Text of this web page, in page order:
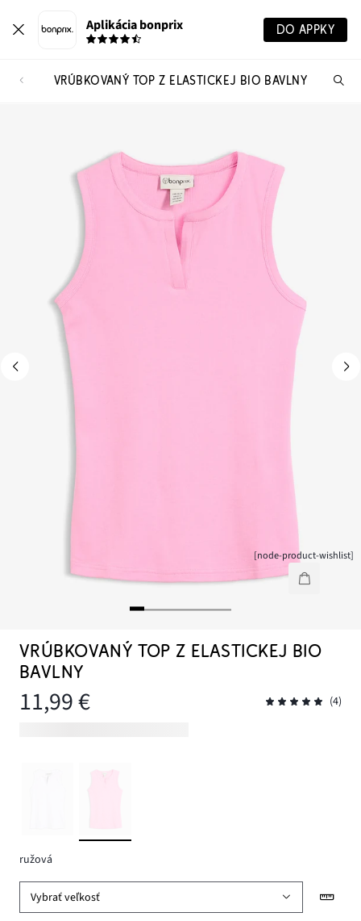
Aplikácia bonprix DO APPKY
VRÚBKOVANÝ TOP Z ELASTICKEJ BIO BAVLNY
[node-product-wishlist]
VRÚBKOVANÝ TOP Z ELASTICKEJ BIO
BAVLNY
11,99 € (4)
ružová
Vybrať veľkosť